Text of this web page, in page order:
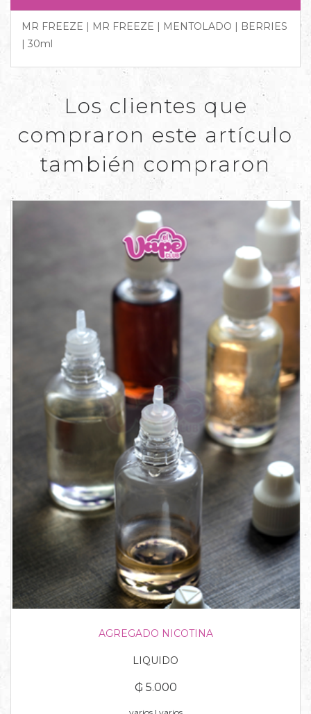
MR FREEZE | MR FREEZE | MENTOLADO | BERRIES
| 30ml
Los clientes que
compraron este artículo
también compraron
AGREGADO NICOTINA
LIQUIDO
₲ 5.000